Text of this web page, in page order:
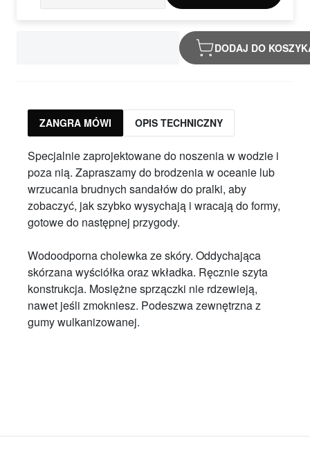
DODAJ DO
ZANGRA MÓWI OPIS TECHNICZNY
Specjalnie zaprojektowane do noszenia w wodzie i
poza nią. Zapraszamy do brodzenia w oceanie lub
wrzucania brudnych sandałów do pralki, aby
zobaczyć, jak szybko wysychają i wracają do formy,
gotowe do następnej przygody.
Wodoodporna cholewka ze skóry. Oddychająca
skórzana wyściółka oraz wkładka. Ręcznie szyta
konstrukcja. Mosiężne sprzączki nie rdzewieją,
nawet jeśli zmokniesz. Podeszwa zewnętrzna z
gumy wulkanizowanej.